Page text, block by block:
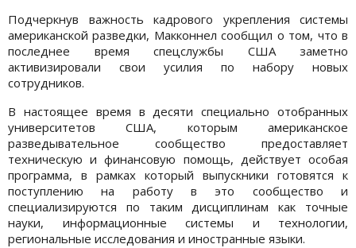
Подчеркнув важность кадрового укрепления системы
американской разведки, Макконнел сообщил о том, что в
последнее время спецслужбы США заметно
активизировали свои усилия по набору новых
сотрудников.
В настоящее время в десяти специально отобранных
университетов США, которым американское
разведывательное сообщество предоставляет
техническую и финансовую помощь, действует особая
программа, в рамках который выпускники готовятся к
поступлению на работу в это сообщество и
специализируются по таким дисциплинам как точные
науки, информационные системы и технологии,
региональные исследования и иностранные языки.